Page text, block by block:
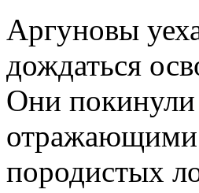
Аргуновы
дождаться
Они
отражающими
породистых